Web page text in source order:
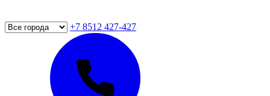
+7 8512 427-427